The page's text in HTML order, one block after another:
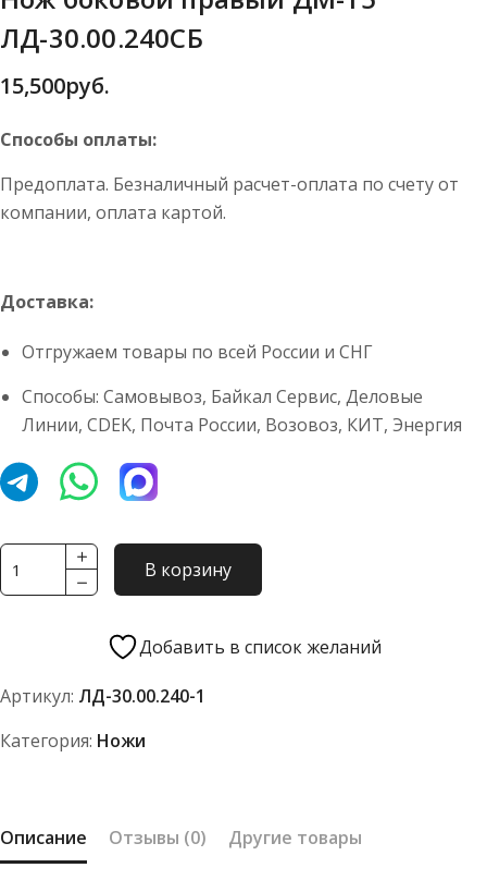
ЛД-30.00.240СБ
15,500руб.
Способы оплаты:
Предоплата. Безналичный расчет-оплата по счету от
компании, оплата картой.
Доставка:
Отгружаем товары по всей России и СНГ
Способы: Самовывоз, Байкал Сервис, Деловые
Линии, CDEK, Почта России, Возовоз, КИТ, Энергия
Количество
товара
ДМ-15
В корзину
Добавить в список желаний
Артикул: ЛД-30.00.240-1
Категория: Ножи
Описание Отзывы (0) Другие товары